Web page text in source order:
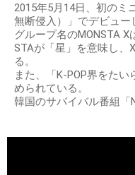
2015年5月14日、初のミ
無断侵入）」でデビュー
グループ名のMONSTA X
STAが「星」を意味し、
る。
また、「K-POP界をた
められている。
韓国のサバイバル番組「